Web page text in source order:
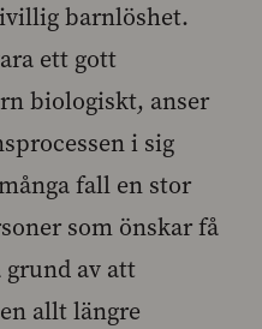
barnlöshet.
ett gott
biologiskt, anser
i sig
fall en stor
som önskar få
av att
allt längre